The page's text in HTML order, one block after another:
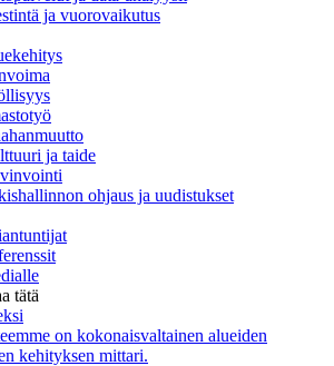
ja vuorovaikutus
ja taide
ohjaus ja uudistukset
tätä
on kokonaisvaltainen alueiden
kehityksen mittari.